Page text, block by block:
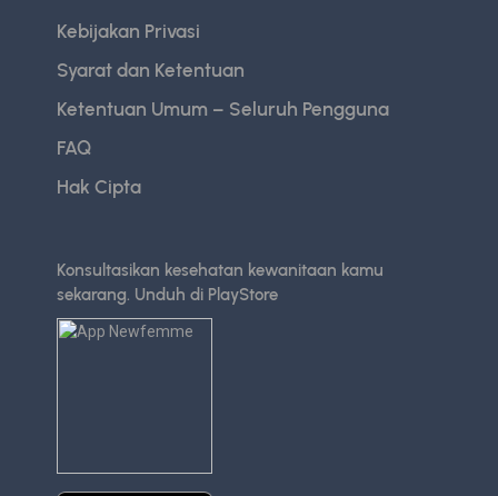
Kebijakan Privasi
Syarat dan Ketentuan
Ketentuan Umum – Seluruh Pengguna
FAQ
Hak Cipta
Konsultasikan kesehatan kewanitaan kamu
sekarang. Unduh di PlayStore